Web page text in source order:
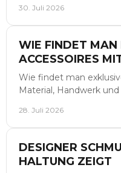
30. Juli 2026
WIE FINDET MAN
ACCESSOIRES
Wie findet man
Material, Handwerk
28. Juli 2026
DESIGNER
HALTUNG ZEIGT